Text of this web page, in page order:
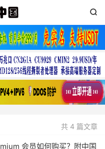

共 4 篇文章
会员如何购买？附中国